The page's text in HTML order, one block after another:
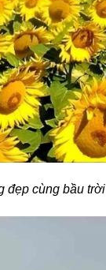
đẹp cùng bầu